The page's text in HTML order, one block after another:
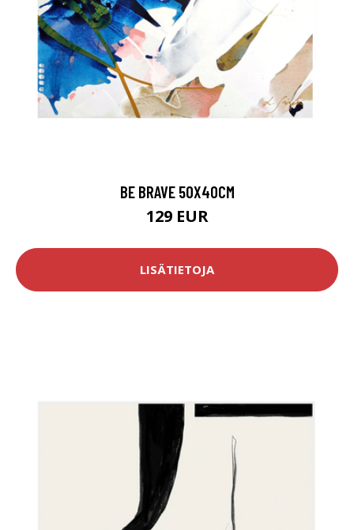
BE BRAVE 50X40CM
129 EUR
LISÄTIETOJA